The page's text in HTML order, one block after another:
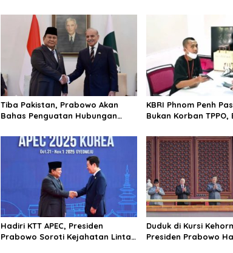
dengan Malaysia
Tiba Pakistan, Prabowo Akan
Bahas Penguatan Hubungan
KBRI Phnom Penh
Bukan Korban TPPO,
Hadiri KTT APEC, Presiden
Prabowo Soroti Kejahatan Lintas
Duduk di Kursi
Presiden Prabowo